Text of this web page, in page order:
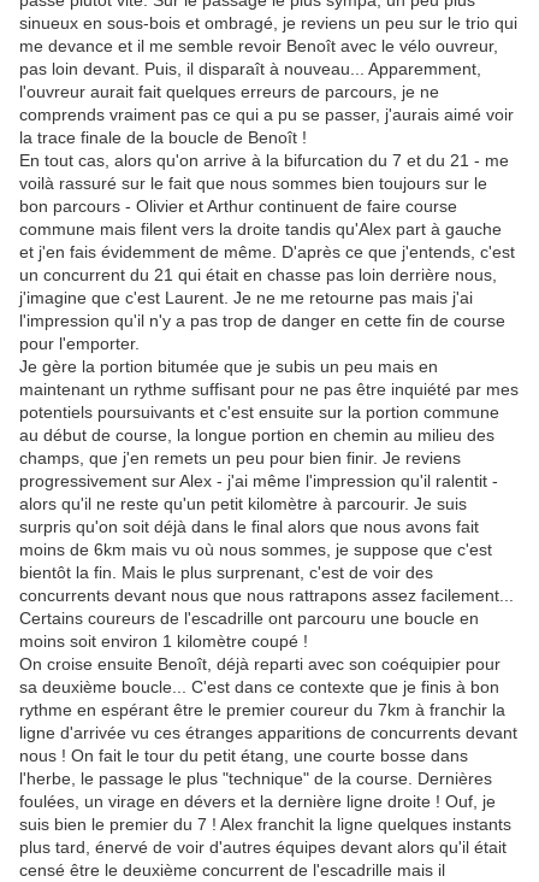
sinueux en sous-bois et ombragé, je reviens un peu sur le trio qui
me devance et il me semble revoir Benoît avec le vélo ouvreur,
pas loin devant. Puis, il disparaît à nouveau... Apparemment,
l'ouvreur aurait fait quelques erreurs de parcours, je ne
comprends vraiment pas ce qui a pu se passer, j'aurais aimé voir
la trace finale de la boucle de Benoît !
En tout cas, alors qu'on arrive à la bifurcation du 7 et du 21 - me
voilà rassuré sur le fait que nous sommes bien toujours sur le
bon parcours - Olivier et Arthur continuent de faire course
commune mais filent vers la droite tandis qu'Alex part à gauche
et j'en fais évidemment de même. D'après ce que j'entends, c'est
un concurrent du 21 qui était en chasse pas loin derrière nous,
j'imagine que c'est Laurent. Je ne me retourne pas mais j'ai
l'impression qu'il n'y a pas trop de danger en cette fin de course
pour l'emporter.
Je gère la portion bitumée que je subis un peu mais en
maintenant un rythme suffisant pour ne pas être inquiété par mes
potentiels poursuivants et c'est ensuite sur la portion commune
au début de course, la longue portion en chemin au milieu des
champs, que j'en remets un peu pour bien finir. Je reviens
progressivement sur Alex - j'ai même l'impression qu'il ralentit -
alors qu'il ne reste qu'un petit kilomètre à parcourir. Je suis
surpris qu'on soit déjà dans le final alors que nous avons fait
moins de 6km mais vu où nous sommes, je suppose que c'est
bientôt la fin. Mais le plus surprenant, c'est de voir des
concurrents devant nous que nous rattrapons assez facilement...
Certains coureurs de l'escadrille ont parcouru une boucle en
moins soit environ 1 kilomètre coupé !
On croise ensuite Benoît, déjà reparti avec son coéquipier pour
sa deuxième boucle... C'est dans ce contexte que je finis à bon
rythme en espérant être le premier coureur du 7km à franchir la
ligne d'arrivée vu ces étranges apparitions de concurrents devant
nous ! On fait le tour du petit étang, une courte bosse dans
l'herbe, le passage le plus "technique" de la course. Dernières
foulées, un virage en dévers et la dernière ligne droite ! Ouf, je
suis bien le premier du 7 ! Alex franchit la ligne quelques instants
plus tard, énervé de voir d'autres équipes devant alors qu'il était
censé être le deuxième concurrent de l'escadrille mais il